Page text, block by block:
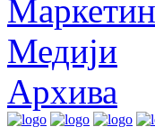
Медији
Архива